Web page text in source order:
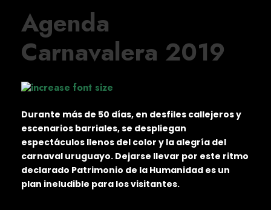
Agenda
Carnavalera 2019
Durante más de 50 días, en desfiles callejeros y
escenarios barriales, se despliegan
espectáculos llenos del color y la alegría del
carnaval uruguayo. Dejarse llevar por este ritmo
declarado Patrimonio de la Humanidad es un
plan ineludible para los visitantes.